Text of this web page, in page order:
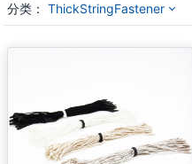
分类： ThickStringFastener